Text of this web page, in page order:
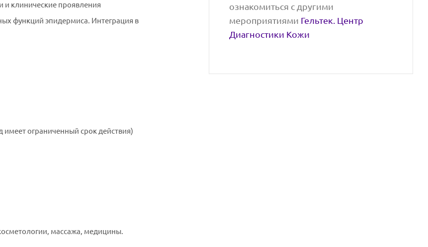
ознакомиться с другими
мероприятиями Гельтек. Центр
Диагностики Кожи
клинические проявления
функций эпидермиса. Интеграция в
имеет ограниченный срок действия)
массажа, медицины.